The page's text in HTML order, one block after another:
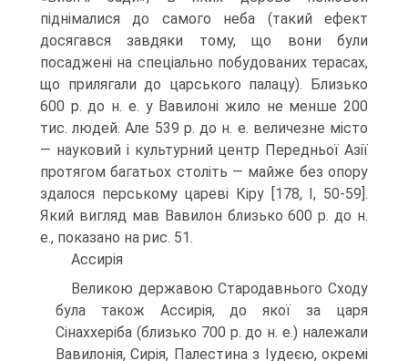
піднімалися до самого неба (такий ефект
досягався завдяки тому, що вони були
посаджені на спеціально побу­дованих терасах,
що прилягали до царсько­го палацу). Близько
600 р. до н. е. у Вавилоні жило не менше 200
тис. людей. Але 539 р. до н. е. величезне місто
— науковий і культур­ний центр Передньої Азії
протягом бага­тьох століть — майже без опору
здалося перському цареві Кіру [178, I, 50-59].
Який вигляд мав Вавилон близько 600 р. до н.
е., показано на рис. 51.
Ассирія
Великою державою Стародавнього Сходу
була також Ассирія, до якої за царя
Сінаххеріба (близько 700 р. до н. е.) належали
Вавилонія, Сирія, Палестина з Іудеєю, окремі